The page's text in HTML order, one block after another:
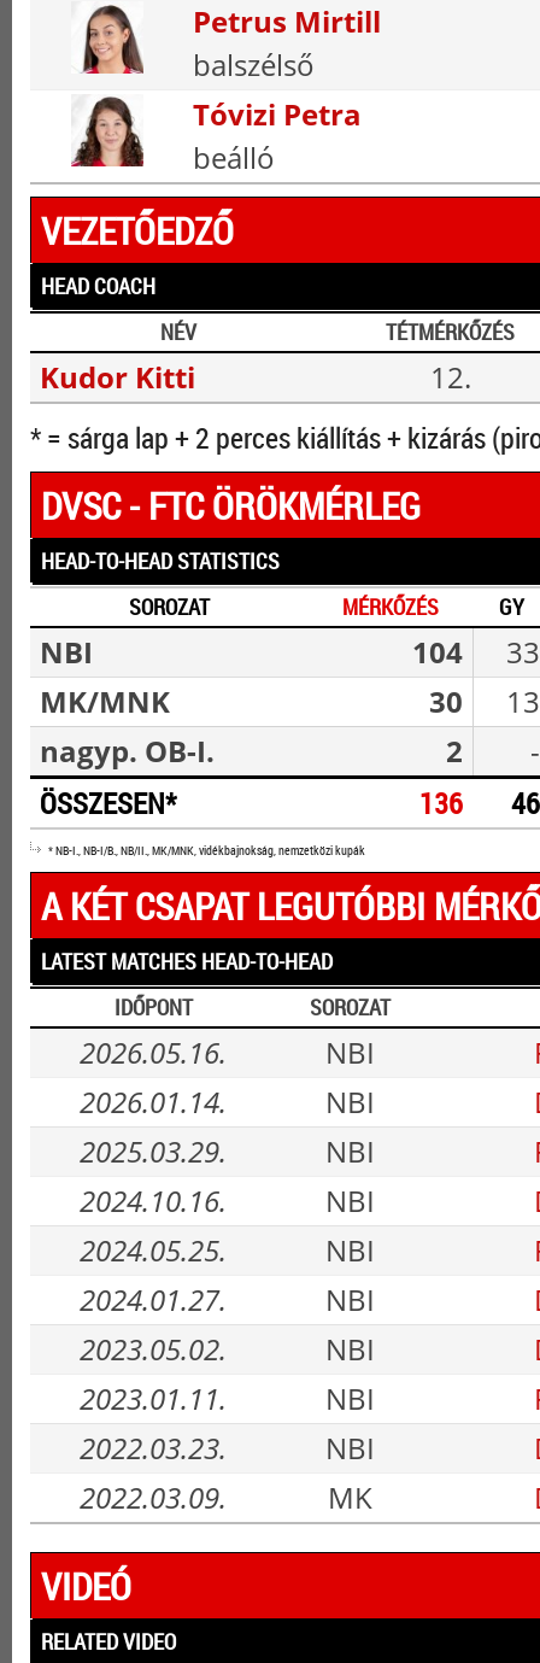
Petrus Mirtill
balszélső
Tóvizi Petra
beálló
VEZETŐEDZŐ
HEAD COACH
NÉV
TÉTMÉRKŐZÉS
Kudor Kitti 12.
* = sárga lap + 2 perces kiállítás + kizárás
DVSC - FTC ÖRÖKMÉRLEG
HEAD-TO-HEAD STATISTICS
SOROZAT
MÉRKŐZÉS GY
NBI 104
33
MK/MNK
30
13
nagyp. OB-I.
2 -
ÖSSZESEN* 136 46
* NB-I., NB-I/B., NB/II., MK/MNK, vidékbajnokság, nemzetközi kupák
A KÉT CSAPAT LEGUTÓBBI
LATEST MATCHES HEAD-TO-HEAD
IDŐPONT
SOROZAT
2026.05.16. NBI
2026.01.14.
NBI
2025.03.29.
NBI
2024.10.16.
NBI
2024.05.25.
NBI
2024.01.27.
NBI
2023.05.02.
NBI
2023.01.11.
NBI
2022.03.23.
NBI
2022.03.09.
MK
VIDEÓ
RELATED VIDEO